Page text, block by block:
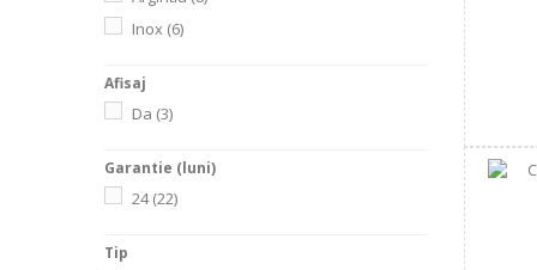
Inox (6)
Afisaj
Da (3)
Garantie (luni)
24(22)
Tip